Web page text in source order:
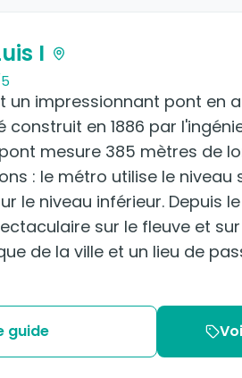
I
un impressionnant pont en
construit en 1886 par
mesure 385 mètres de
: le métro utilise le niveau
le niveau inférieur. Depuis
sur le fleuve et
de la ville et un lieu de
guide